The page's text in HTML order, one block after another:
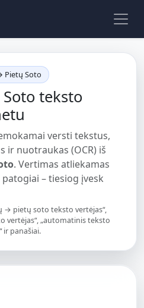
Pietų Soto
teksto
versti tekstus,
ir nuotraukas (OCR) iš
. Vertimas atliekamas
– tiesiog įvesk
→ pietų soto teksto vertėjas“,
vertėjas“, „automatinis teksto
ir panašiai.